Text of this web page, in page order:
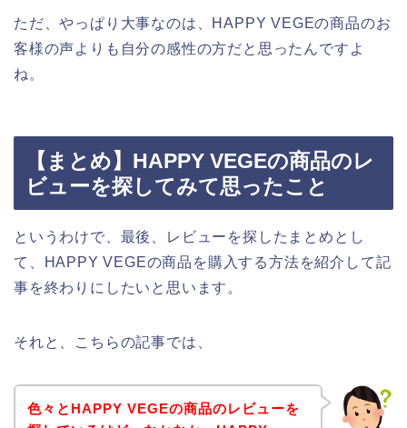
ただ、やっぱり大事なのは、HAPPY VEGEの商品のお
客様の声よりも自分の感性の方だと思ったんですよ
ね。
【まとめ】HAPPY VEGEの商品のレ
ビューを探してみて思ったこと
というわけで、最後、レビューを探したまとめとし
て、HAPPY VEGEの商品を購入する方法を紹介して記
事を終わりにしたいと思います。
それと、こちらの記事では、
色々とHAPPY VEGEの商品のレビューを